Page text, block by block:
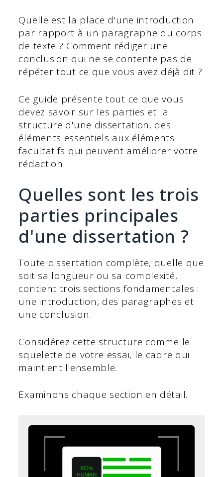
Quelle est la place d'une introduction
par rapport à un paragraphe du corps
de texte ? Comment rédiger une
conclusion qui ne se contente pas de
répéter tout ce que vous avez déjà dit ?
Ce guide présente tout ce que vous
devez savoir sur les parties et la
structure d'une dissertation, des
éléments essentiels aux éléments
facultatifs qui peuvent améliorer votre
rédaction.
Quelles sont les trois
parties principales
d'une dissertation ?
Toute dissertation complète, quelle que
soit sa longueur ou sa complexité,
contient trois sections fondamentales :
une introduction, des paragraphes et
une conclusion.
Considérez cette structure comme le
squelette de votre essai, le cadre qui
maintient l'ensemble.
Examinons chaque section en détail.